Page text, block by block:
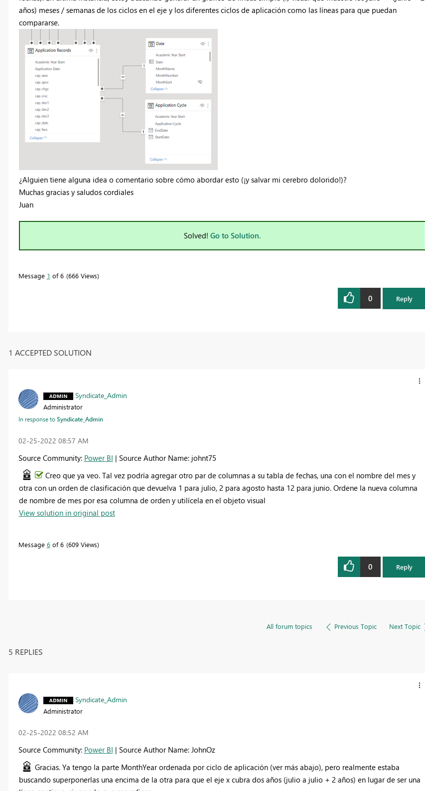
años) meses / semanas de los ciclos en el eje y los diferentes ciclos de aplicación como las líneas para que puedan
compararse.
¿Alguien tiene alguna idea o comentario sobre cómo abordar esto (¡y salvar mi cerebro dolorido!)?
Muchas gracias y saludos cordiales
Juan
Solved! Go to Solution.
Message 1 of 6 666 Views
0 Reply
1 ACCEPTED SOLUTION
Syndicate_Admin
Administrator
In response toSyndicate_Admin
‎02-25-2022 08:57 AM
Source Community: Power BI | Source Author Name: johnt75
Creo que ya veo. Tal vez podría agregar otro par de columnas a su tabla de fechas, una con el nombre del mes y
otra con un orden de clasificación que devuelva 1 para julio, 2 para agosto hasta 12 para junio. Ordene la nueva columna
de nombre de mes por esa columna de orden y utilícela en el objeto visual
View solution in original post
Message 6of 6 609 Views
0 Reply
All forum topics Previous Topic Next Topic
5 REPLIES
Syndicate_Admin
Administrator
‎02-25-2022 08:52 AM
Source Community: Power BI | Source Author Name: JohnOz
Gracias. Ya tengo la parte MonthYear ordenada por ciclo de aplicación (ver más abajo), pero realmente estaba
buscando superponerlas una encima de la otra para que el eje x cubra dos años (julio a julio + 2 años) en lugar de ser una